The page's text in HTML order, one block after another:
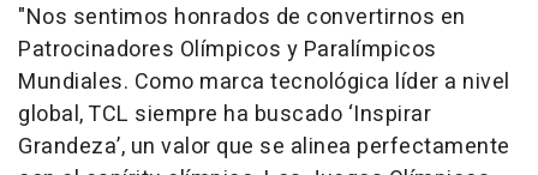
"Nos sentimos honrados de convertirnos en
Patrocinadores Olímpicos y Paralímpicos
Mundiales. Como marca tecnológica líder a nivel
global, TCL siempre ha buscado ‘Inspirar
Grandeza’, un valor que se alinea perfectamente